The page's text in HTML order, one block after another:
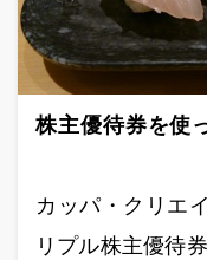
株主優待券を使
カッパ・クリエ
リプル株主優待